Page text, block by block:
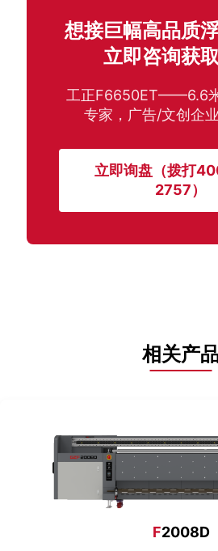
想接巨幅高品质
立即咨询获
工正F6650ET——6.6
专家，广告/文创企
立即询盘（拨打
2757）
相关产
F2008D